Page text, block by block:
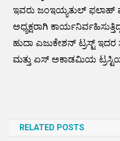
ಇವರು ಜಂಇಯ್ಯತುಲ್ ಫಲಾಹ್
ಅಧ್ಯಕ್ಷರಾಗಿ
ಹುದಾ ಎಜುಕೇಶನ್ ಟ್ರಸ್ಟ್ ಇದರ
ಮತ್ತು ಏಸ್ ಅಕಾಡಮಿಯ
RELATED POSTS